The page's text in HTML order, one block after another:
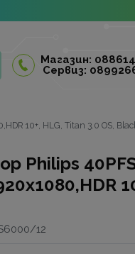
Магазин:
Сервиз:
10+, HLG, Titan 3.0 OS,
Philips
12